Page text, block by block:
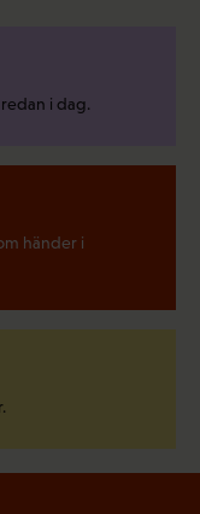
i dag.
händer i